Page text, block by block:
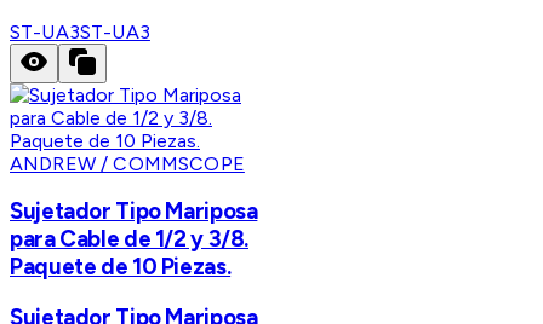
ST-UA3ST-UA3
ANDREW / COMMSCOPE
Sujetador Tipo Mariposa
para Cable de 1/2 y 3/8.
Paquete de 10 Piezas.
Sujetador Tipo Mariposa